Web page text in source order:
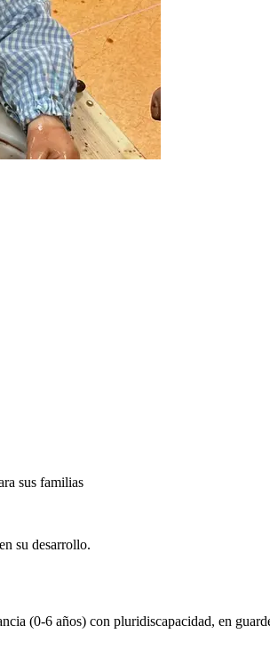
sus familias
su desarrollo.
(0-6 años) con pluridiscapacidad, en